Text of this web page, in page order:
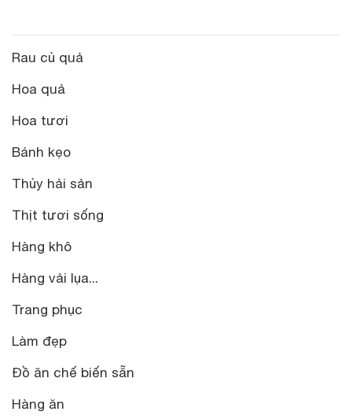
Rau củ quả
Hoa quả
Hoa tươi
Bánh kẹo
Thủy hải sản
Thịt tươi sống
Hàng khô
Hàng vải lụa...
Trang phục
Làm đẹp
Đồ ăn chế biến sẵn
Hàng ăn